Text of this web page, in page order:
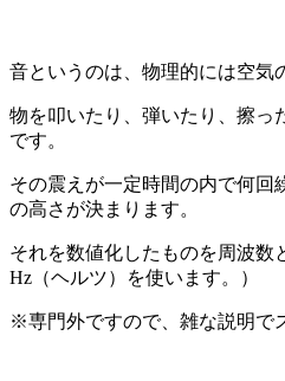
音というのは、物理的には空気
物を叩いたり、弾いたり、擦っ
です。
その震えが一定時間の内で何回
の高さが決まります。
それを数値化したものを周波数
Hz （ヘルツ）を使います。）
※専門外ですので、雑な説明で